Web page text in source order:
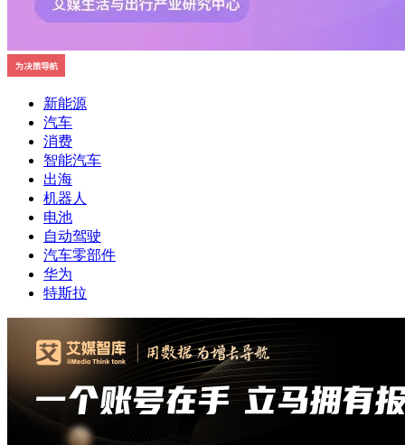
新能源
汽车
消费
智能汽车
出海
机器人
电池
自动驾驶
汽车零部件
华为
特斯拉